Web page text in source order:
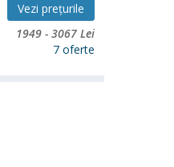
Vezi preţurile
1949 - 3067 Lei
7 oferte